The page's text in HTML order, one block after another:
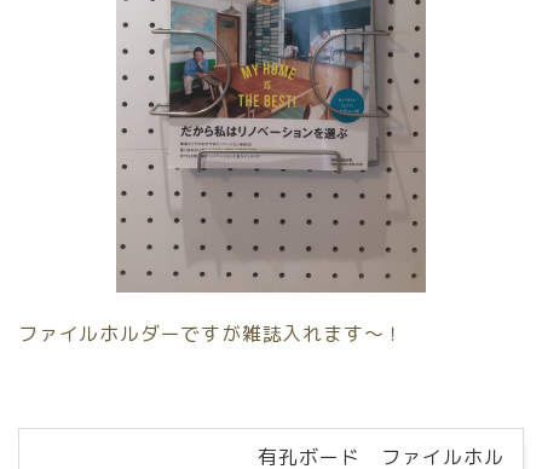
ファイルホルダーですが雑誌入れます〜！
有孔ボード ファイルホル